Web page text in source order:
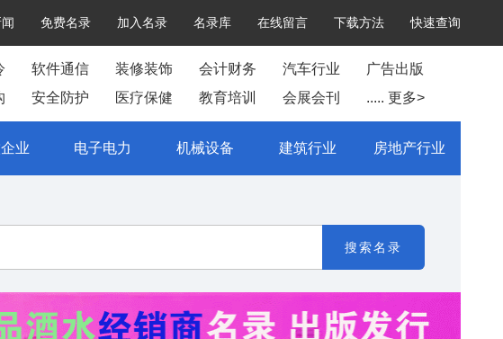
免费名录 加入名录 名录库 在线留言 下载方法 快速查询
软件通信 装修装饰 会计财务 汽车行业
广告出版
安全防护 医疗保健 教育培训 会展会刊 ..... 更多>
业 电子电力 机械设备 建筑行业 房地产行业
搜索名录